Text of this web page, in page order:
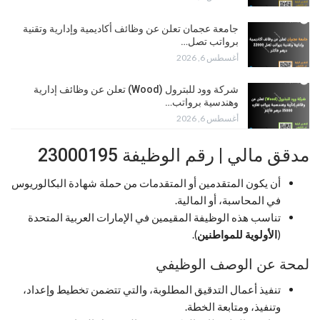
جامعة عجمان تعلن عن وظائف أكاديمية وإدارية وتقنية
برواتب تصل…
أغسطس 6, 2026
شركة وود للبترول (Wood) تعلن عن وظائف إدارية
وهندسية برواتب…
أغسطس 6, 2026
مدقق مالي | رقم الوظيفة 23000195
أن يكون المتقدمين أو المتقدمات من حملة شهادة البكالوريوس
في المحاسبة، أو المالية.
تناسب هذه الوظيفة المقيمين في الإمارات العربية المتحدة
(الأولوية للمواطنين).
لمحة عن الوصف الوظيفي
تنفيذ أعمال التدقيق المطلوبة، والتي تتضمن تخطيط وإعداد،
وتنفيذ، ومتابعة الخطة.